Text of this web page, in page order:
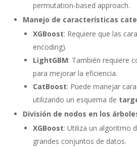
permutation-based approach.
Manejo de características
XGBoost: Requiere que las
encoding).
LightGBM: También requiere
para mejorar la eficiencia.
CatBoost: Puede manejar
utilizando un esquema de
División de nodos en los
XGBoost: Utiliza un algoritmo
grandes conjuntos de datos.